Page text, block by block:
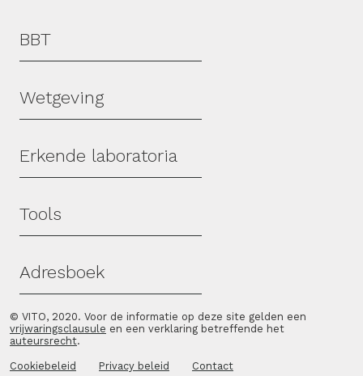
Hoofdmenu
BBT
Wetgeving
Erkende laboratoria
Tools
Adresboek
© VITO, 2020. Voor de informatie op deze site gelden een
vrijwaringsclausule en een verklaring betreffende het
auteursrecht.
Cookiebeleid Privacy beleid Contact